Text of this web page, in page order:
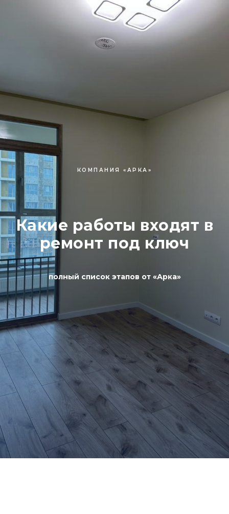
КОМПАНИЯ «АРКА»
Какие работы входят в
ремонт под ключ
полный список этапов от «Арка»